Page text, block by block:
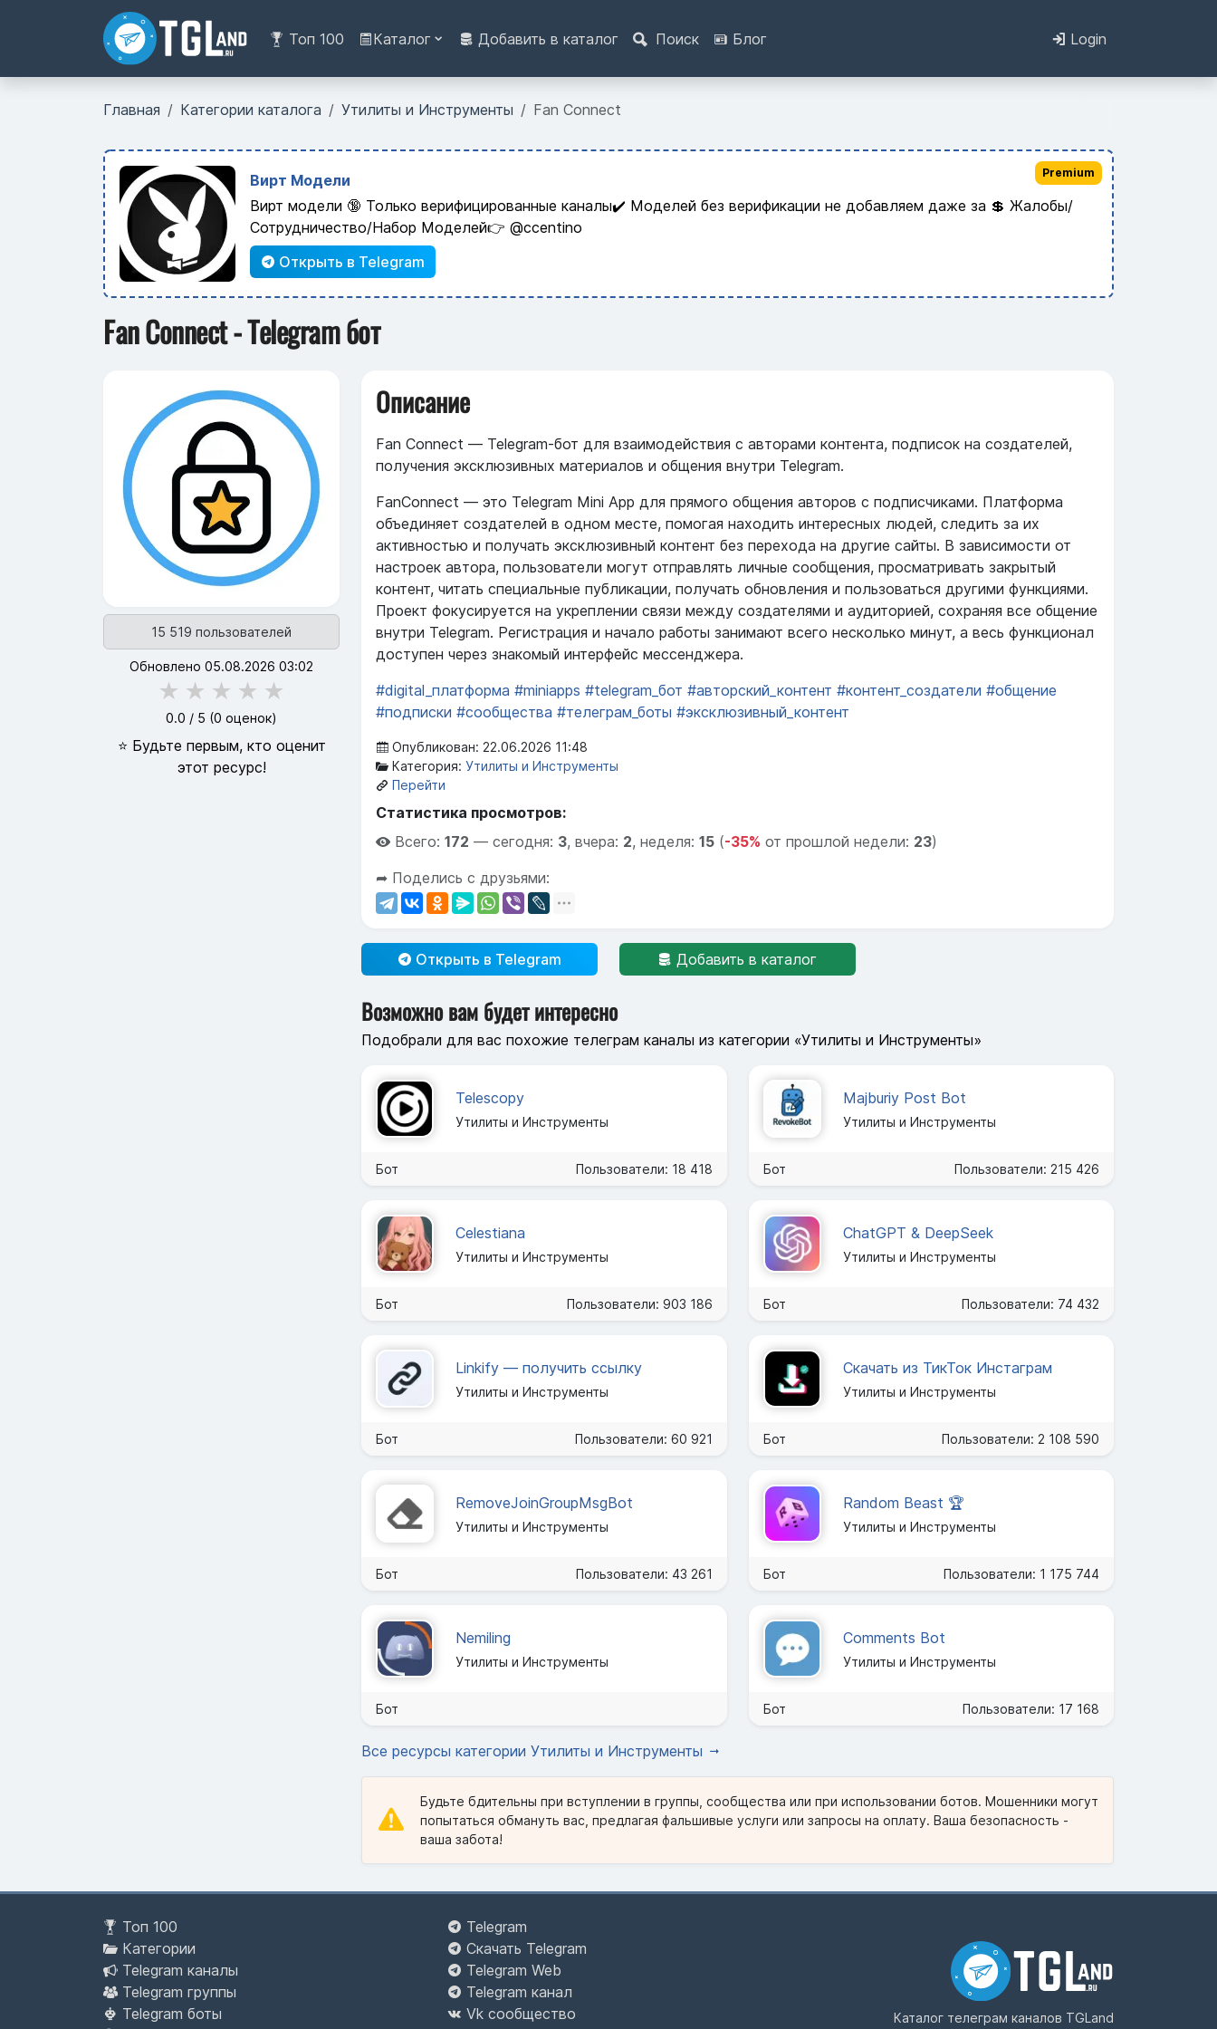
Топ 100 Каталог Добавить в каталог Поиск Блог Login
Главная Категории каталога Утилиты и Инструменты Fan Connect
Вирт Модели
Вирт модели 🔞 Только верифицированные каналы✔️ Моделей без верификации не добавляем даже за 💲 Жалобы/
Сотрудничество/Набор Моделей👉 @ccentino
Открыть в Telegram
Premium
Fan Connect - Telegram бот
15 519 пользователей
Обновлено 05.08.2026 03:02
★ ★ ★ ★ ★
0.0 / 5 (0 оценок)
⭐ Будьте первым, кто оценит
этот ресурс!
Описание
Fan Connect — Telegram-бот для взаимодействия с авторами контента, подписок на создателей,
получения эксклюзивных материалов и общения внутри Telegram.
FanConnect — это Telegram Mini App для прямого общения авторов с подписчиками. Платформа
объединяет создателей в одном месте, помогая находить интересных людей, следить за их
активностью и получать эксклюзивный контент без перехода на другие сайты. В зависимости от
настроек автора, пользователи могут отправлять личные сообщения, просматривать закрытый
контент, читать специальные публикации, получать обновления и пользоваться другими функциями.
Проект фокусируется на укреплении связи между создателями и аудиторией, сохраняя все общение
внутри Telegram. Регистрация и начало работы занимают всего несколько минут, а весь функционал
доступен через знакомый интерфейс мессенджера.
#digital_платформа #miniapps #telegram_бот #авторский_контент #контент_создатели #общение
#подписки #сообщества #телеграм_боты #эксклюзивный_контент
Опубликован: 22.06.2026 11:48
Категория: Утилиты и Инструменты
Перейти
Статистика просмотров:
Всего: 172 — сегодня: 3, вчера: 2, неделя: 15 (-35% от прошлой недели: 23)
➦ Поделись с друзьями:
Открыть в Telegram Добавить в каталог
Возможно вам будет интересно
Подобрали для вас похожие телеграм каналы из категории «Утилиты и Инструменты»
Telescopy
Утилиты и Инструменты
Бот Пользователи: 18 418
Majburiy Post Bot
Утилиты и Инструменты
Бот Пользователи: 215 426
Celestiana
Утилиты и Инструменты
Бот Пользователи: 903 186
ChatGPT & DeepSeek
Утилиты и Инструменты
Бот Пользователи: 74 432
Linkify — получить ссылку
Утилиты и Инструменты
Бот Пользователи: 60 921
Скачать из ТикТок Инстаграм
Утилиты и Инструменты
Бот Пользователи: 2 108 590
RemoveJoinGroupMsgBot
Утилиты и Инструменты
Бот Пользователи: 43 261
Random Beast 🏆
Утилиты и Инструменты
Бот Пользователи: 1 175 744
Nemiling
Утилиты и Инструменты
Бот
Comments Bot
Утилиты и Инструменты
Бот Пользователи: 17 168
Все ресурсы категории Утилиты и Инструменты
Будьте бдительны при вступлении в группы, сообщества или при использовании ботов. Мошенники могут
попытаться обмануть вас, предлагая фальшивые услуги или запросы на оплату. Ваша безопасность -
ваша забота!
Топ 100
Категории
Telegram каналы
Telegram группы
Telegram боты
Telegram
Скачать Telegram
Telegram Web
Telegram канал
Vk сообщество
Каталог телеграм каналов TGLand